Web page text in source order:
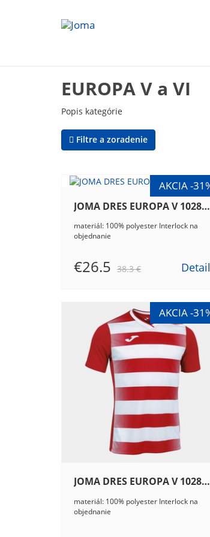
EUROPA V a VI
Popis kategórie
Filtre a zoradenie
JOMA DRES EUROPA V 102838.106
materiál: 100% polyester Interlock na
objednanie
€26.5 38.3 € Detail
JOMA DRES EUROPA V 102838.602
materiál: 100% polyester Interlock na
objednanie